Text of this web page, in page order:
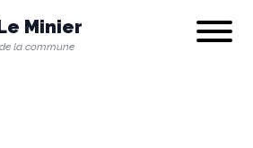
Minier
la commune
Show/